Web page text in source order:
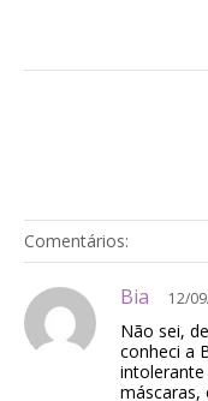
Comentários:
Bia 12/
Não sei,
conheci a
máscaras,